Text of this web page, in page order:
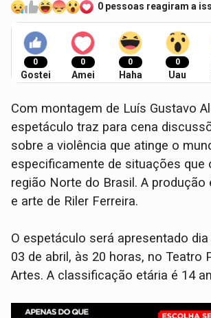
0 pessoas reagiram a
0
Gostei
0
Amei
0
Haha
0
Uau
Com montagem de Luís Gustavo
espetáculo traz para cena
sobre a violência que atinge o
especificamente de situações que
região Norte do Brasil. A produção
e arte de Riler Ferreira.
O espetáculo será apresentado
03 de abril, às 20 horas, no Teatro
Artes. A classificação etária é 14